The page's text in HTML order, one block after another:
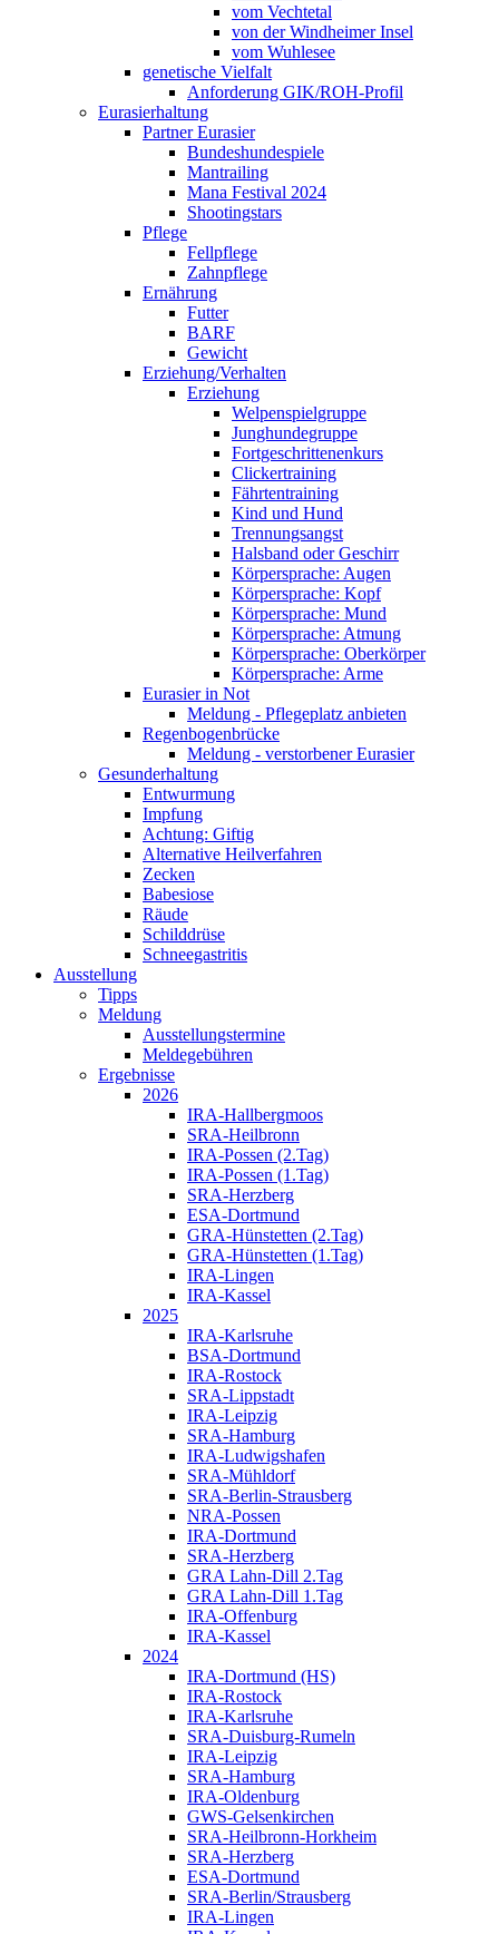
vom Vechtetal
von der Windheimer Insel
vom Wuhlesee
genetische Vielfalt
Anforderung GIK/ROH-Profil
Eurasierhaltung
Partner Eurasier
Bundeshundespiele
Mantrailing
Mana Festival 2024
Shootingstars
Pflege
Fellpflege
Zahnpflege
Ernährung
Futter
BARF
Gewicht
Erziehung/Verhalten
Erziehung
Welpenspielgruppe
Junghundegruppe
Fortgeschrittenenkurs
Clickertraining
Fährtentraining
Kind und Hund
Trennungsangst
Halsband oder Geschirr
Körpersprache: Augen
Körpersprache: Kopf
Körpersprache: Mund
Körpersprache: Atmung
Körpersprache: Oberkörper
Körpersprache: Arme
Eurasier in Not
Meldung - Pflegeplatz anbieten
Regenbogenbrücke
Meldung - verstorbener Eurasier
Gesunderhaltung
Entwurmung
Impfung
Achtung: Giftig
Alternative Heilverfahren
Zecken
Babesiose
Räude
Schilddrüse
Schneegastritis
Ausstellung
Tipps
Meldung
Ausstellungstermine
Meldegebühren
Ergebnisse
2026
IRA-Hallbergmoos
SRA-Heilbronn
IRA-Possen (2.Tag)
IRA-Possen (1.Tag)
SRA-Herzberg
ESA-Dortmund
GRA-Hünstetten (2.Tag)
GRA-Hünstetten (1.Tag)
IRA-Lingen
IRA-Kassel
2025
IRA-Karlsruhe
BSA-Dortmund
IRA-Rostock
SRA-Lippstadt
IRA-Leipzig
SRA-Hamburg
IRA-Ludwigshafen
SRA-Mühldorf
SRA-Berlin-Strausberg
NRA-Possen
IRA-Dortmund
SRA-Herzberg
GRA Lahn-Dill 2.Tag
GRA Lahn-Dill 1.Tag
IRA-Offenburg
IRA-Kassel
2024
IRA-Dortmund (HS)
IRA-Rostock
IRA-Karlsruhe
SRA-Duisburg-Rumeln
IRA-Leipzig
SRA-Hamburg
IRA-Oldenburg
GWS-Gelsenkirchen
SRA-Heilbronn-Horkheim
SRA-Herzberg
ESA-Dortmund
SRA-Berlin/Strausberg
IRA-Lingen